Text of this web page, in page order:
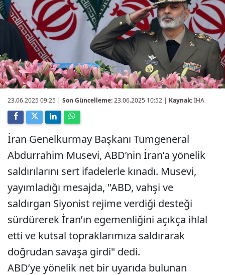
23.06.2025 09:25 | Son Güncelleme:23.06.2025 10:52 | Kaynak:İHA
İran Genelkurmay Başkanı Tümgeneral
Abdurrahim Musevi, ABD’nin İran’a yönelik
saldırılarını sert ifadelerle kınadı. Musevi,
yayımladığı mesajda, "ABD, vahşi ve
saldırgan Siyonist rejime verdiği desteği
sürdürerek İran’ın egemenliğini açıkça ihlal
etti ve kutsal topraklarımıza saldırarak
doğrudan savaşa girdi" dedi.
ABD’ye yönelik net bir uyarıda bulunan